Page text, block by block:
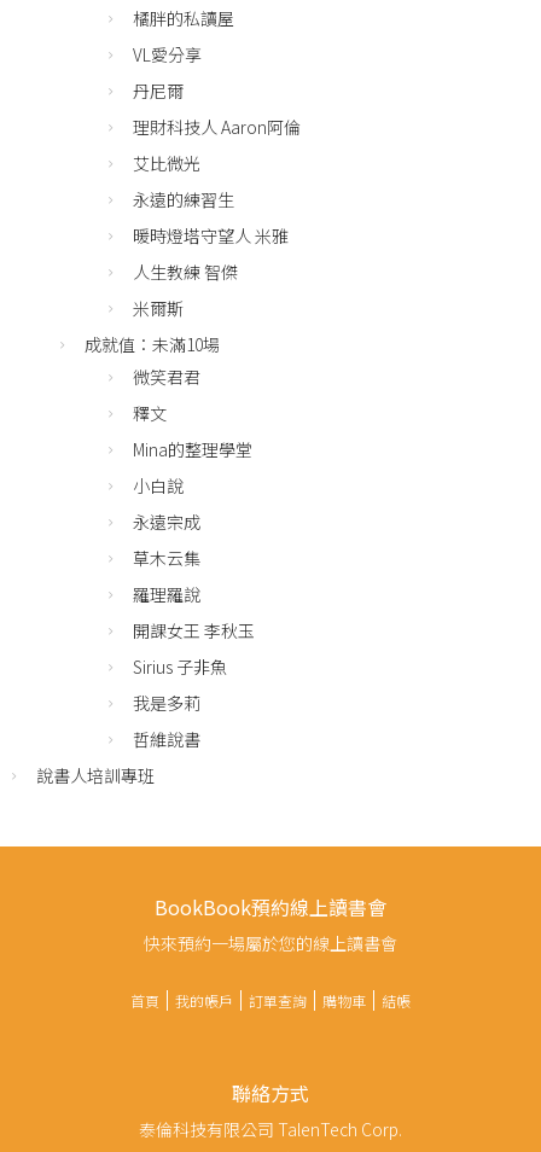
橘胖的私讀屋
VL愛分享
丹尼爾
理財科技人 Aaron阿倫
艾比微光
永遠的練習生
暖時燈塔守望人 米雅
人生教練 智傑
米爾斯
成就值：未滿10場
微笑君君
釋文
Mina的整理學堂
小白說
永遠宗成
草木云集
羅理羅說
開課女王 李秋玉
Sirius 子非魚
我是多莉
哲維說書
說書人培訓專班
BookBook預約線上讀書會
快來預約一場屬於您的線上讀書會
首頁 我的帳戶 訂單查詢 購物車 結帳
聯絡方式
泰倫科技有限公司 TalenTech Corp.